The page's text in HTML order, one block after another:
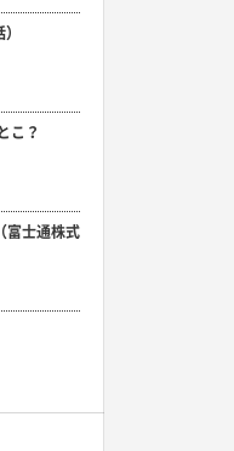
こ？
富士通株式